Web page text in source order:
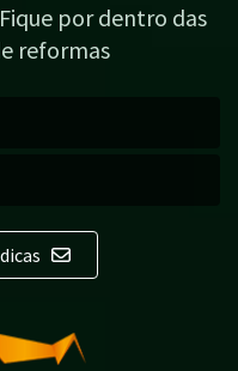
por dentro das
reformas